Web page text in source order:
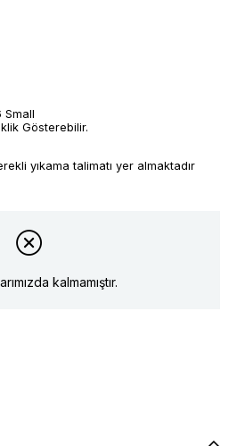
Small
Gösterebilir.
yıkama talimatı yer almaktadır
kalmamıştır.